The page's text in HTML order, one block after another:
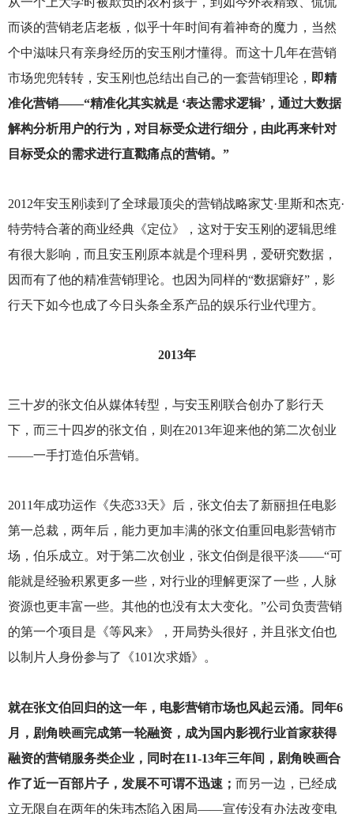
而谈的营销老店老板，似乎十年时间有着神奇的魔力，当然
个中滋味只有亲身经历的安玉刚才懂得。而这十几年在营销
市场兜兜转转，安玉刚也总结出自己的一套营销理论， 即精
准化营销——“精准化其实就是 ‘表达需求逻辑’，通过大数据
解构分析用户的行为，对目标受众进行细分，由此再来针对
目标受众的需求进行直戳痛点的营销。”
2012年安玉刚读到了全球最顶尖的营销战略家艾·里斯和杰克·
特劳特合著的商业经典《定位》，这对于安玉刚的逻辑思维
有很大影响，而且安玉刚原本就是个理科男，爱研究数据，
因而有了他的精准营销理论。也因为同样的“数据癖好”，影
行天下如今也成了今日头条全系产品的娱乐行业代理方。
2013年
三十岁的张文伯从媒体转型，与安玉刚联合创办了影行天
下，而三十四岁的张文伯，则在2013年迎来他的第二次创业
——一手打造伯乐营销。
2011年成功运作《失恋33天》后，张文伯去了新丽担任电影
第一总裁，两年后，能力更加丰满的张文伯重回电影营销市
场，伯乐成立。对于第二次创业，张文伯倒是很平淡——“可
能就是经验积累更多一些，对行业的理解更深了一些，人脉
资源也更丰富一些。其他的也没有太大变化。”公司负责营销
的第一个项目是《等风来》，开局势头很好，并且张文伯也
以制片人身份参与了《101次求婚》。
就在张文伯回归的这一年，电影营销市场也风起云涌。同年6
月，剧角映画完成第一轮融资，成为国内影视行业首家获得
融资的营销服务类企业，同时在11-13年三年间，剧角映画合
作了近一百部片子，发展不可谓不迅速； 而另一边，已经成
立无限自在两年的朱玮杰陷入困局——宣传没有办法改变电